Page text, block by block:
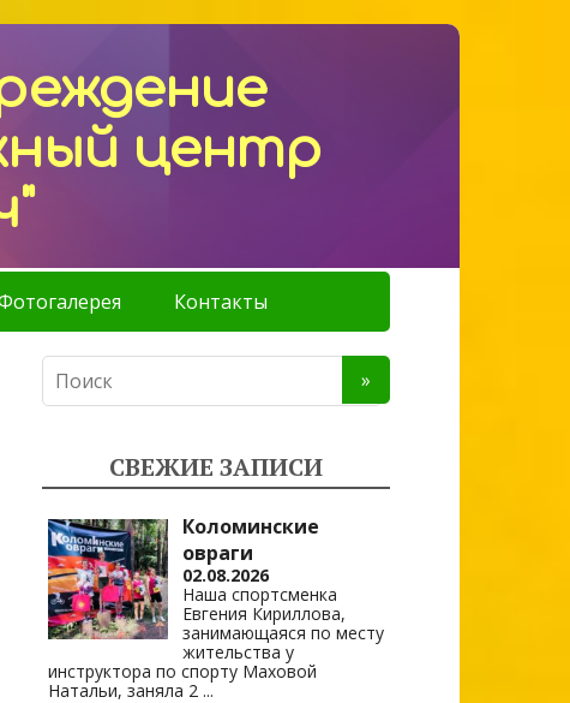
центр
Контакты
СВЕЖИЕ ЗАПИСИ
Коломинские
овраги
02.08.2026
Наша спортсменка
Евгения Кириллова,
занимающаяся по месту
жительства у
инструктора по спорту Маховой
Натальи, заняла 2 ...